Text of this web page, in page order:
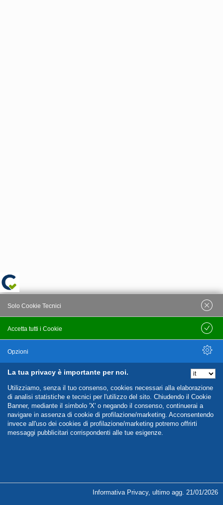
La tua privacy è importante per noi.
Utilizziamo, senza il tuo consenso, cookies necessari alla elaborazione
di analisi statistiche e tecnici per l'utilizzo del sito. Chiudendo il Cookie
Banner, mediante il simbolo 'X' o negando il consenso, continuerai a
navigare in assenza di cookie di profilazione/marketing. Acconsentendo
invece all'uso dei cookies di profilazione/marketing potremo offrirti
messaggi pubblicitari corrispondenti alle tue esigenze.
Accetta tutti i Cookie
Solo Cookie Tecnici
Salva
Opzioni
Nascondi Opzioni
Informativa Privacy, ultimo agg. 21/01/2026